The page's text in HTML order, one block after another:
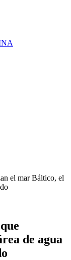
el mar Báltico, el
de agua